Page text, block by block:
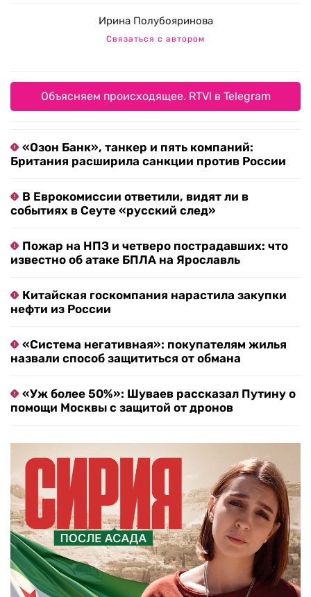
Ирина Полубояринова
Связаться с автором
Объясняем происходящее. RTVI в Telegram
«Озон Банк», танкер и пять компаний:
Британия расширила санкции против России
В Еврокомиссии ответили, видят ли в
событиях в Сеуте «русский след»
Пожар на НПЗ и четверо пострадавших: что
известно об атаке БПЛА на Ярославль
Китайская госкомпания нарастила закупки
нефти из России
«Система негативная»: покупателям жилья
назвали способ защититься от обмана
«Уж более 50%»: Шуваев рассказал Путину о
помощи Москвы с защитой от дронов